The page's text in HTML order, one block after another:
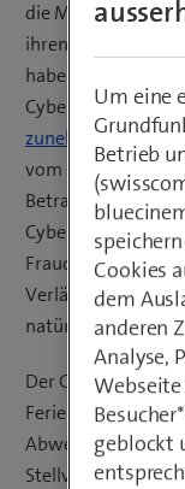
die
ihren
haben jetzt
Cybersicherheit
zunehmenden
vom Chef
Betrags auf ein
Cyberkriminellen
Fraud
Verläufe mit einer
natürlich sofort
Der Grund,
Ferienzeit
Abwesenheiten
Stellvertretungen
Um eine
Betrieb
Cookies
dem
anderen
Analyse,
geblockt